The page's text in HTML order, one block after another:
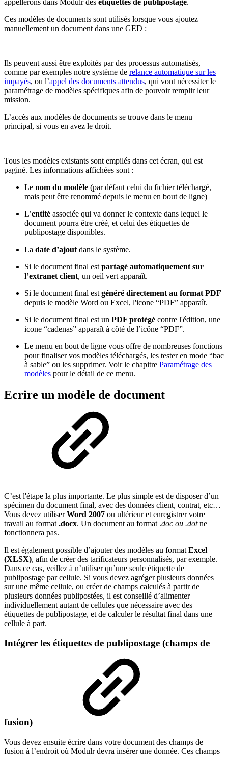
Ces modèles de documents sont utilisés lorsque vous ajoutez
manuellement un document dans une GED :
Ils peuvent aussi être exploités par des processus automatisés,
comme par exemples notre système de relance automatique sur les
impayés, ou l’appel des documents attendus, qui vont nécessiter le
paramétrage de modèles spécifiques afin de pouvoir remplir leur
mission.
L’accès aux modèles de documents se trouve dans le menu
principal, si vous en avez le droit.
Tous les modèles existants sont empilés dans cet écran, qui est
paginé. Les informations affichées sont :
Le nom du modèle (par défaut celui du fichier téléchargé,
mais peut être renommé depuis le menu en bout de ligne)
L’entité associée qui va donner le contexte dans lequel le
document pourra être créé, et celui des étiquettes de
publipostage disponibles.
La date d’ajout dans le système.
Si le document final est partagé automatiquement sur
l’extranet client, un oeil vert apparaît.
Si le document final est généré directement au format PDF
depuis le modèle Word ou Excel, l'icone “PDF” apparaît.
Si le document final est un PDF protégé contre l'édition, une
icone “cadenas” apparaît à côté de l’icône “PDF”.
Le menu en bout de ligne vous offre de nombreuses fonctions
pour finaliser vos modèles téléchargés, les tester en mode “bac
à sable” ou les supprimer. Voir le chapitre Paramétrage des
modèles pour le détail de ce menu.
Ecrire un modèle de document
C’est l'étape la plus importante. Le plus simple est de disposer d’un
spécimen du document final, avec des données client, contrat, etc…
Vous devez utiliserWord 2007 ou ultérieur et enregistrer votre
travail au format .docx. Un document au format .doc ou .dotne
fonctionnera pas.
Il est également possible d’ajouter des modèles au format Excel
(XLSX), afin de créer des tarificateurs personnalisés, par exemple.
Dans ce cas, veillez à n’utiliser qu’une seule étiquette de
publipostage par cellule. Si vous devez agréger plusieurs données
sur une même cellule, ou créer de champs calculés à partir de
plusieurs données publipostées, il est conseillé d’alimenter
individuellement autant de cellules que nécessaire avec des
étiquettes de publipostage, et de calculer le résultat final dans une
cellule à part.
Intégrer les étiquettes de publipostage (champs de
fusion)
Vous devez ensuite écrire dans votre document des champs de
fusion à l’endroit où Modulr devra insérer une donnée. Ces champs